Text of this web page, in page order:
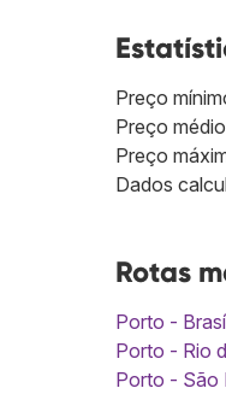
Preço
Preço
Preço
Dados
Rotas
Porto -
Porto - Rio
Porto - São